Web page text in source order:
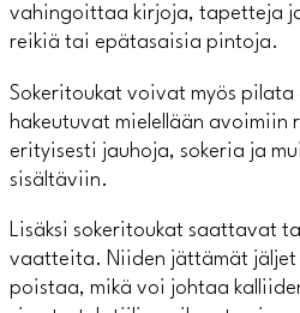
vahingoittaa kirjoja, tapetteja
reikiä tai epätasaisia pintoja.
Sokeritoukat voivat myös pilata
hakeutuvat mielellään avoimiin
erityisesti jauhoja, sokeria ja
sisältäviin.
Lisäksi sokeritoukat saattavat
vaatteita. Niiden jättämät
poistaa, mikä voi johtaa